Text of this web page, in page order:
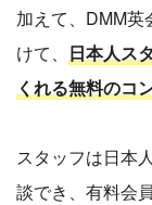
加えて、DMM英
けて、 日本人ス
くれる無料のコ
スタッフは日本
談でき、有料会